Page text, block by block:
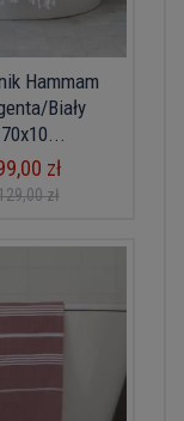
Hammam
Biały
zł
zł